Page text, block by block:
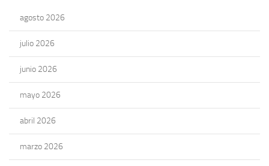
agosto 2026
julio 2026
junio 2026
mayo 2026
abril 2026
marzo 2026